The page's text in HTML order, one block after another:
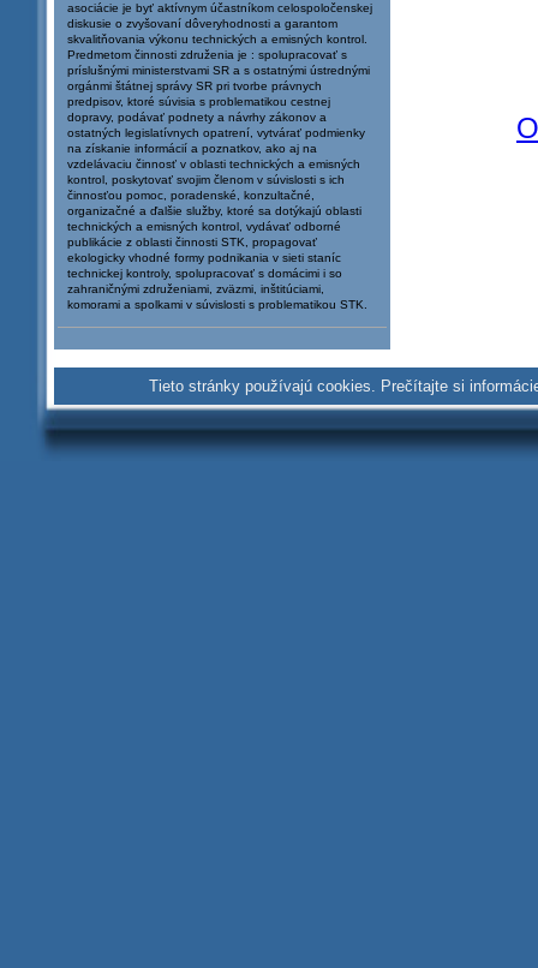
Tieto stránky používajú cookies. Prečítajte si
asociácie je byť aktívnym účastníkom celospoločenskej
diskusie o zvyšovaní dôveryhodnosti a garantom
skvalitňovania výkonu technických a emisných kontrol.
Predmetom činnosti združenia je : spolupracovať s
príslušnými ministerstvami SR a s ostatnými ústrednými
orgánmi štátnej správy SR pri tvorbe právnych
predpisov, ktoré súvisia s problematikou cestnej
dopravy, podávať podnety a návrhy zákonov a
ostatných legislatívnych opatrení, vytvárať podmienky
na získanie informácií a poznatkov, ako aj na
vzdelávaciu činnosť v oblasti technických a emisných
kontrol, poskytovať svojim členom v súvislosti s ich
činnosťou pomoc, poradenské, konzultačné,
organizačné a ďalšie služby, ktoré sa dotýkajú oblasti
technických a emisných kontrol, vydávať odborné
publikácie z oblasti činnosti STK, propagovať
ekologicky vhodné formy podnikania v sieti staníc
technickej kontroly, spolupracovať s domácimi i so
zahraničnými združeniami, zväzmi, inštitúciami,
komorami a spolkami v súvislosti s problematikou STK.